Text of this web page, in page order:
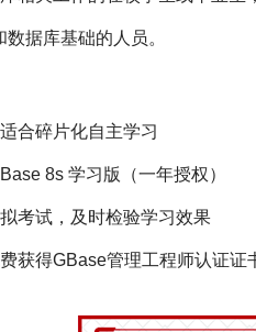
据库基础的人员。
合碎片化自主学习
8s 学习版（一年授权）
考试，及时检验学习效果
获得GBase管理工程师认证证